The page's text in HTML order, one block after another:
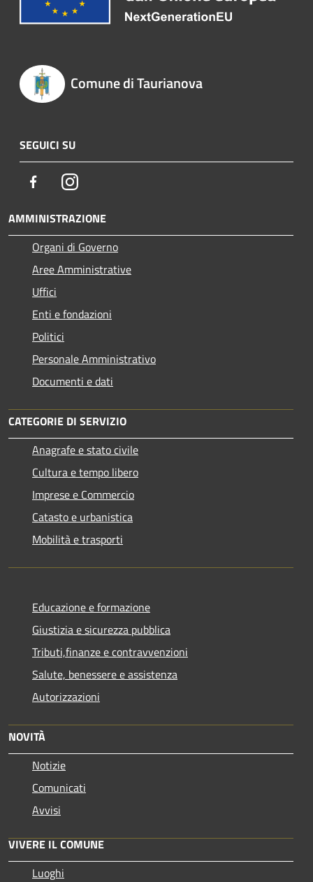
Comune di Taurianova
SEGUICI SU
FacebookInstagram
AMMINISTRAZIONE
Organi di Governo
Aree Amministrative
Uffici
Enti e fondazioni
Politici
Personale Amministrativo
Documenti e dati
CATEGORIE DI SERVIZIO
Anagrafe e stato civile
Cultura e tempo libero
Imprese e Commercio
Catasto e urbanistica
Mobilità e trasporti
Educazione e formazione
Giustizia e sicurezza pubblica
Tributi,finanze e contravvenzioni
Salute, benessere e assistenza
Autorizzazioni
NOVITÀ
Notizie
Comunicati
Avvisi
VIVERE IL COMUNE
Luoghi